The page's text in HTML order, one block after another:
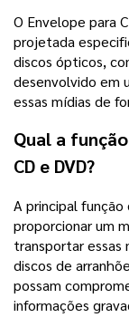
O Envelope para
projetada
discos ópticos,
desenvolvido em
essas mídias de
Qual a
CD e DVD?
A principal função
proporcionar um
transportar essas
discos de
possam
informações